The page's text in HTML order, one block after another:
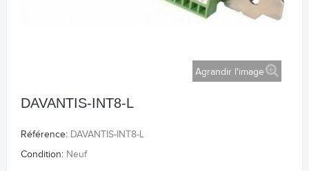
Agrandir l'image
DAVANTIS-INT8-L
Référence: DAVANTIS-INT8-L
Condition: Neuf